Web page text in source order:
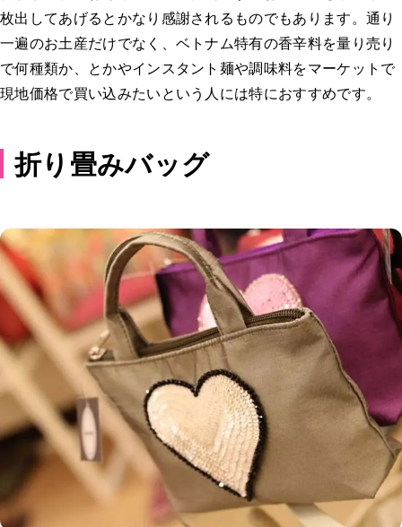
枚出してあげるとかなり感謝されるものでもあります。通り
一遍のお土産だけでなく、ベトナム特有の香辛料を量り売り
で何種類か、とかやインスタント麺や調味料をマーケットで
現地価格で買い込みたいという人には特におすすめです。
折り畳みバッグ